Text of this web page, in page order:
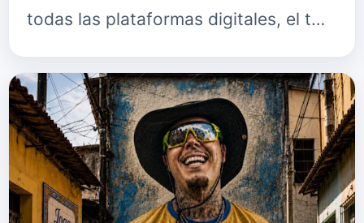
todas las plataformas digitales, el t…